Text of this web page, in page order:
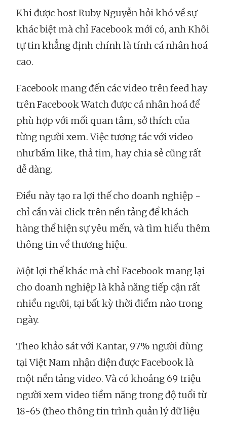
Khi được host Ruby Nguyễn hỏi khó về sự
khác biệt mà chỉ Facebook mới có, anh Khôi
tự tin khẳng định chính là tính cá nhân hoá
cao.
Facebook mang đến các video trên feed hay
trên Facebook Watch được cá nhân hoá để
phù hợp với mối quan tâm, sở thích của
từng người xem. Việc tương tác với video
như bấm like, thả tim, hay chia sẻ cũng rất
dễ dàng.
Điều này tạo ra lợi thế cho doanh nghiệp -
chỉ cần vài click trên nền tảng để khách
hàng thể hiện sự yêu mến, và tìm hiểu thêm
thông tin về thương hiệu.
Một lợi thế khác mà chỉ Facebook mang lại
cho doanh nghiệp là khả năng tiếp cận rất
nhiều người, tại bất kỳ thời điểm nào trong
ngày.
Theo khảo sát với Kantar, 97% người dùng
tại Việt Nam nhận diện được Facebook là
một nền tảng video. Và có khoảng 69 triệu
người xem video tiềm năng trong độ tuổi từ
18-65 (theo thông tin trình quản lý dữ liệu